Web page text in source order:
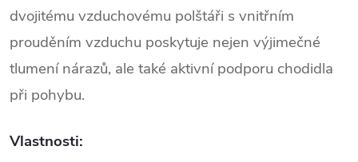
dvojitému vzduchovému polštáři s vnitřním
prouděním vzduchu poskytuje nejen výjimečné
tlumení nárazů, ale také aktivní podporu chodidla
při pohybu.
Vlastnosti: